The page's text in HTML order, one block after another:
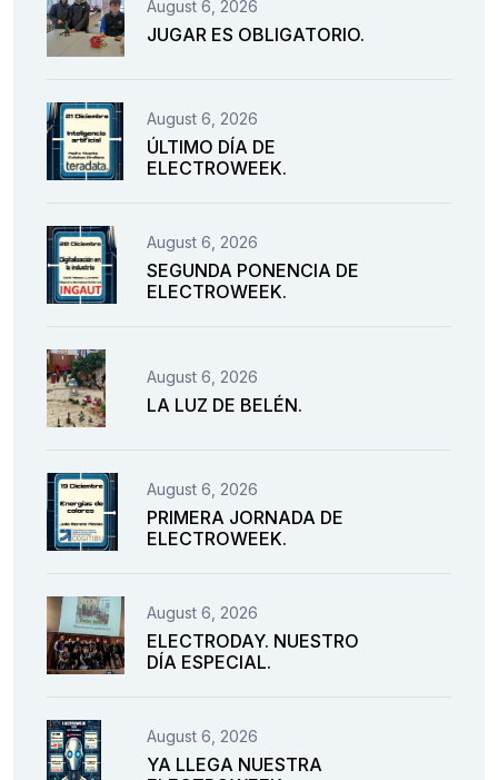
August 6, 2026
JUGAR ES OBLIGATORIO.
August 6, 2026
ÚLTIMO DÍA DE
ELECTROWEEK.
August 6, 2026
SEGUNDA PONENCIA DE
ELECTROWEEK.
August 6, 2026
LA LUZ DE BELÉN.
August 6, 2026
PRIMERA JORNADA DE
ELECTROWEEK.
August 6, 2026
ELECTRODAY. NUESTRO
DÍA ESPECIAL.
August 6, 2026
YA LLEGA NUESTRA